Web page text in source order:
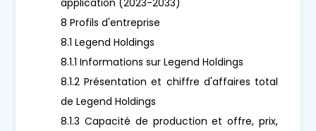
8 Profils d'entreprise
8.1 Legend Holdings
8.1.1 Informations sur Legend Holdings
8.1.2 Présentation et chiffre d'affaires total
de Legend Holdings
8.1.3 Capacité de production et offre, prix,